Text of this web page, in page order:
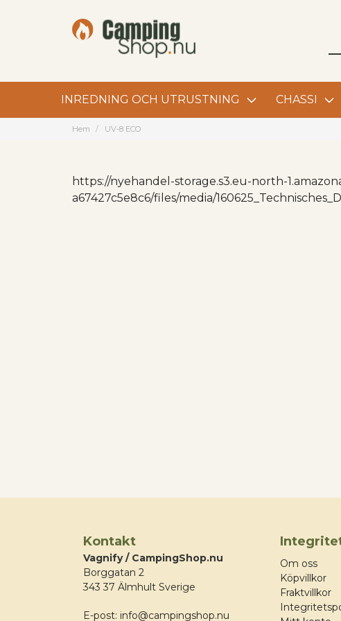
INREDNING OCH UTRUSTNING CHASSI
Hem UV-8 ECO
https://nyehandel-storage.s3.eu-north-
a67427c5e8c6/files/media/
Kontakt
Vagnify / CampingShop.nu
Borggatan 2
343 37 Älmhult Sverige
E-post: info@campingshop.nu
Om oss
Köpvillkor
Fraktvillkor